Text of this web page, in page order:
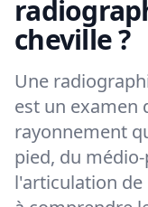
cheville ?
Une
est un examen
rayonnement
pied, du
l'articulation de